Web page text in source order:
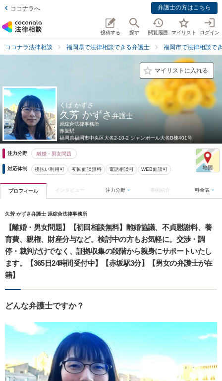
ココナラへ 弁護士の方はこちら
投稿する 探す 閲覧履歴 マイリスト ログイン
ココナラ法律相談 福岡県で法律相談できる弁護士 福岡市で法律相談で
マイリストに入れる
くば かずさ
久芳 かずさ弁護士
原綜合法律事務所
赤坂駅
福岡県福岡市中央区大名2-10-2 シャンボール大名B棟401号
注力分野 離婚・男女問題
対応体制 後払い利用可 初回面談無料 電話相談可 WEB面談可
プロフィール インタビュー 注力分野 事例紹介 料金表
久芳 かずさ弁護士 原綜合法律事務所
【離婚・男女問題】【初回相談無料】離婚協議、不貞慰謝料、養
育費、親権、財産分与など。検討中の方もお気軽に。交渉・調
停・裁判だけでなく、証拠収集の段階から親身にサポートいたし
ます。【365日24時間受付中】【赤坂駅3分】【男女の弁護士が在
籍】
どんな弁護士ですか？